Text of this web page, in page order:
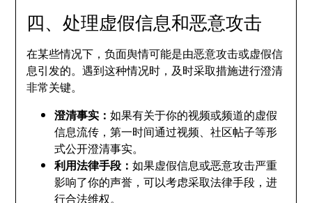
四、处理虚假信息和恶意攻击
在某些情况下，负面舆情可能是由恶意攻击或虚假信
息引发的。遇到这种情况时，及时采取措施进行澄清
非常关键。
澄清事实：如果有关于你的视频或频道的虚假
信息流传，第一时间通过视频、社区帖子等形
式公开澄清事实。
利用法律手段：如果虚假信息或恶意攻击严重
影响了你的声誉，可以考虑采取法律手段，进
行合法维权。